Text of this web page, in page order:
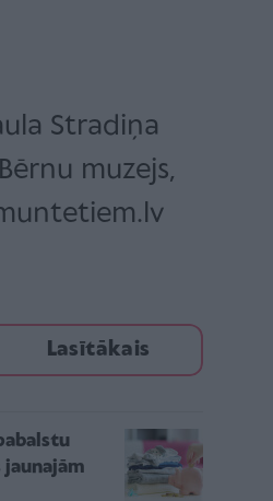
Stradiņa
muzejs,
Lasītākais
jaunajām